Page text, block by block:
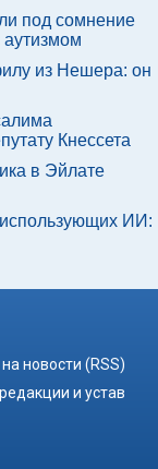
под сомнение
из Нешера: он
Кнессета
в Эйлате
ИИ:
новости (RSS)
и устав